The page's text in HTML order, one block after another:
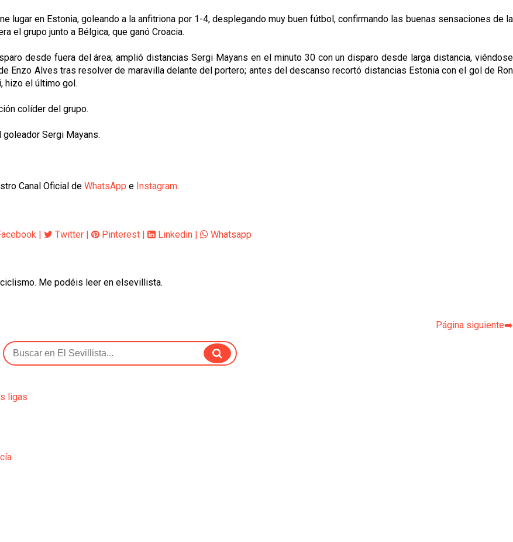
lugar en Estonia, goleando a la anfitriona por 1-4, desplegando muy buen fútbol, confirmando las buenas sensaciones de la
el grupo junto a Bélgica, que ganó Croacia.
desde fuera del área; amplió distancias Sergi Mayans en el minuto 30 con un disparo desde larga distancia, viéndose
Enzo Alves tras resolver de maravilla delante del portero; antes del descanso recortó distancias Estonia con el gol de Ron
hizo el último gol.
colíder del grupo.
Sergi Mayans.
Canal Oficial de WhatsApp e Instagram.
| Twitter | Pinterest | Linkedin | Whatsapp
Me podéis leer en elsevillista.
Página siguiente➡️
ligas